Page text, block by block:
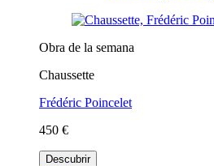
Obra de la semana
Chaussette
Frédéric Poincelet
450 €
Descubrir